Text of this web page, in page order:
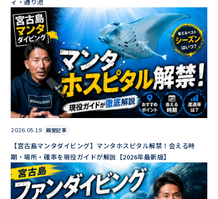
2026.05.19 殿堂記事
【宮古島マンタダイビング】マンタホスピタル解禁！会える時
期・場所・確率を現役ガイドが解説【2026年最新版】